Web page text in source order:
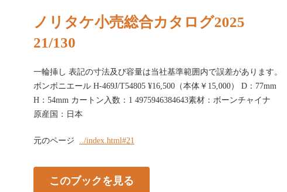
ノリタケ小売総合カタログ2025
21/130
一輪挿し 表記の寸法及び容量は当社基準範囲内で誤差があります。
ボンボニエール H-469J/T54805 ¥16,500（本体￥15,000） D：77mm
H：54mm カートン入数：1 4975946384643素材：ボーンチャイナ
原産国：日本
元のページ ../index.html#21
このブックを見る